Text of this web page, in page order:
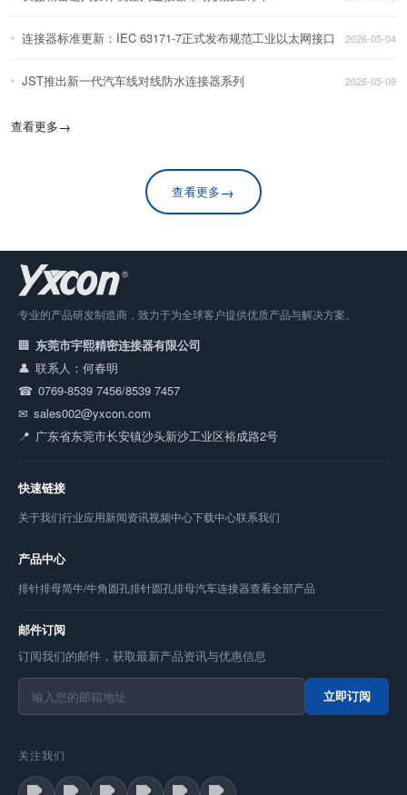
连接器标准更新：IEC 63171-7正式发布规范工业以太网接口 2026-05-04
JST推出新一代汽车线对线防水连接器系列 2026-05-09
查看更多→
查看更多→
专业的产品研发制造商，致力于为全球客户提供优质产品与解决方案。
东莞市宇熙精密连接器有限公司
联系人：何春明
0769-8539 7456/8539 7457
sales002@yxcon.com
广东省东莞市长安镇沙头新沙工业区裕成路2号
快速链接
关于我们行业应用新闻资讯视频中心下载中心联系我们
产品中心
排针排母简牛/牛角圆孔排针圆孔排母汽车连接器查看全部产品
邮件订阅
订阅我们的邮件，获取最新产品资讯与优惠信息
立即订阅
关注我们